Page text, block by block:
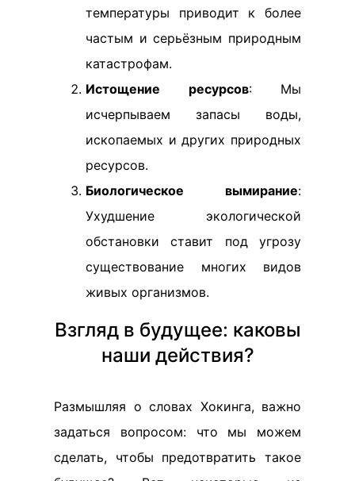
температуры приводит к более
частым и серьёзным природным
катастрофам.
Истощение ресурсов: Мы
исчерпываем запасы воды,
ископаемых и других природных
ресурсов.
Биологическое вымирание:
Ухудшение экологической
обстановки ставит под угрозу
существование многих видов
живых организмов.
Взгляд в будущее: каковы
наши действия?
Размышляя о словах Хокинга, важно
задаться вопросом: что мы можем
сделать, чтобы предотвратить такое